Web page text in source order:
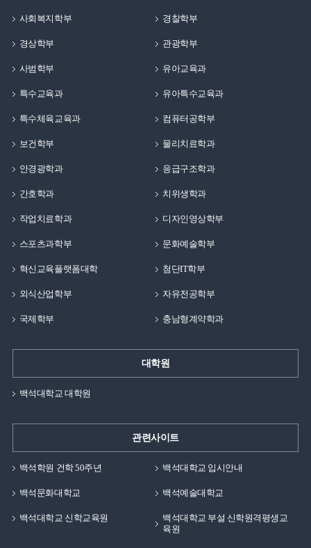
사회복지학부 경찰학부
경상학부 관광학부
사범학부 유아교육과
특수교육과 유아특수교육과
특수체육교육과 컴퓨터공학부
보건학부 물리치료학과
안경광학과 응급구조학과
간호학과 치위생학과
작업치료학과 디자인영상학부
스포츠과학부 문화예술학부
혁신교육플랫폼대학 첨단IT학부
외식산업학부 자유전공학부
국제학부 충남형계약학과
대학원
백석대학교 대학원
관련사이트
백석학원 건학 50주년 백석대학교 입시안내
백석문화대학교 백석예술대학교
백석대학교 신학교육원
백석대학교 부설 신학원격평생교
육원